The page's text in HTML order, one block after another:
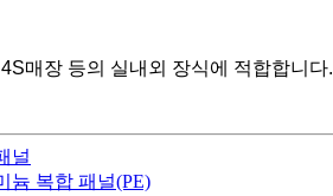
매장 등의 실내외 장식에 적합합니다.
널
늄 복합 패널(PE)